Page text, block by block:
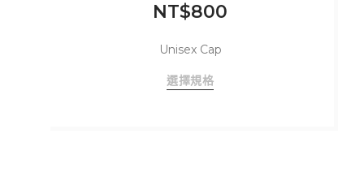
NT$800
Unisex Cap
選擇規格
產